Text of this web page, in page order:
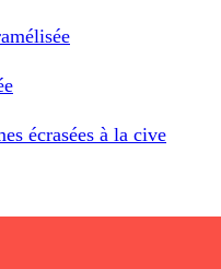
écrasées à la cive